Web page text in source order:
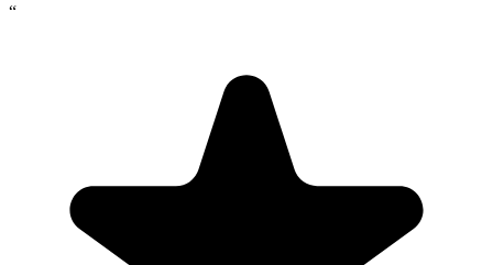
“